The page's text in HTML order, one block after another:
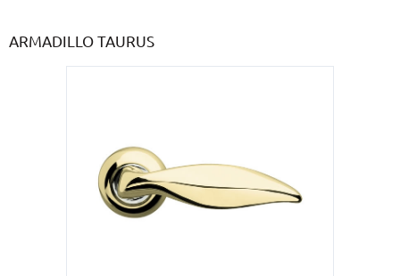
ARMADILLO TAURUS